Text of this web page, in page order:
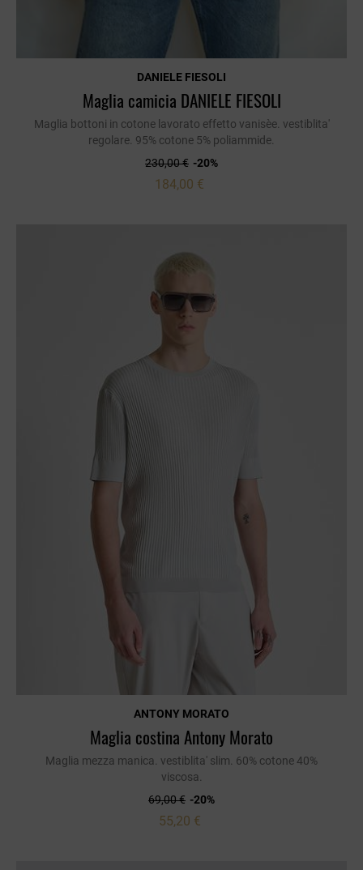
DANIELE FIESOLI
Maglia camicia DANIELE FIESOLI
Maglia bottoni in cotone lavorato effetto vanisèe. vestiblita'
regolare. 95% cotone 5% poliammide.
230,00 € -20%
184,00 €
ANTONY MORATO
Maglia costina Antony Morato
Maglia mezza manica. vestiblita' slim. 60% cotone 40%
viscosa.
69,00 € -20%
55,20 €